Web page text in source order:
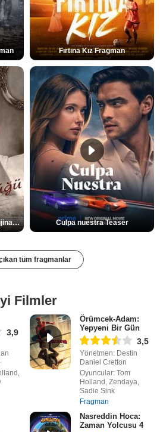
Fırtına Kız Fragman
Bir Kadının Seks Günlüğü Orijinal Fragman Culpa nuestra Teaser
tüm fragmanlar
Filmler
3,9
Örümcek-Adam:
Yepyeni Bir Gün
3,5
Yönetmen: Destin
Daniel Cretton
Oyuncular: Tom
Holland, Zendaya,
Sadie Sink
Fragman
Nasreddin Hoca:
Zaman Yolcusu 4